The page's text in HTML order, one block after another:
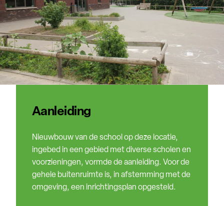
Aanleiding
Nieuwbouw van de school op deze locatie,
ingebed in een gebied met diverse scholen en
voorzieningen, vormde de aanleiding. Voor de
gehele buitenruimte is, in afstemming met de
omgeving, een inrichtingsplan opgesteld.